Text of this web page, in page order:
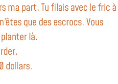
ma part. Tu filais avec le fric à
que des escrocs. Vous
là.
dollars.